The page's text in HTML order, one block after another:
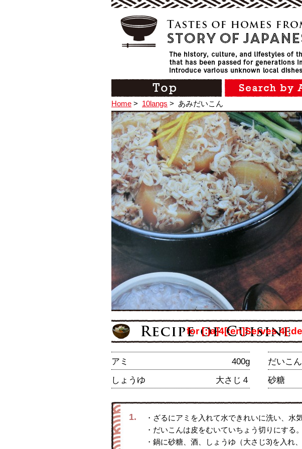
Home > 10langs > あみだいこん
for [:ja]4[:en]Serves
アミ 400g だいこん
しょうゆ
大さじ４ 砂糖
1.
・ざるにアミを入れて水できれいに洗い、水
・だいこんは皮をむいていちょう切りにする。
・鍋に砂糖、酒、しょうゆ（大さじ3)を入